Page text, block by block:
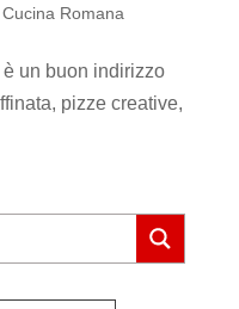
Cucina Romana
un buon indirizzo
pizze creative,